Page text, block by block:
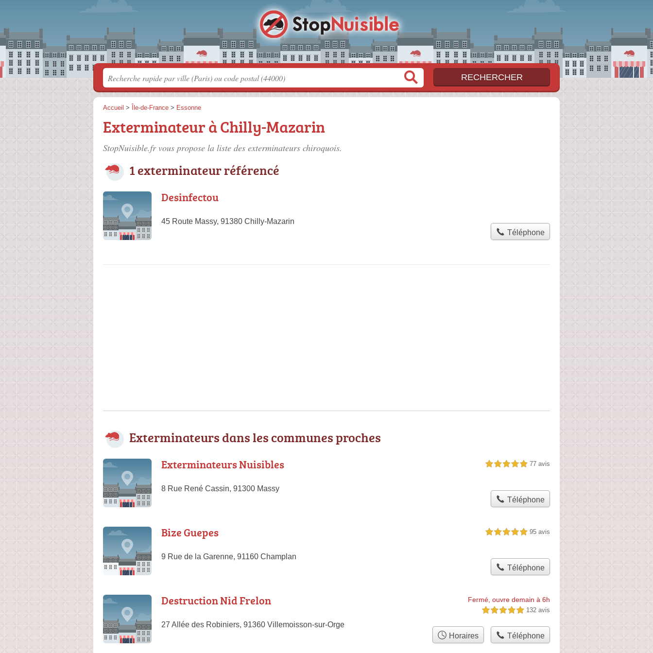
Accueil > Île-de-France > Essonne
Exterminateur à Chilly-Mazarin
StopNuisible.fr vous propose la liste des exterminateurs chiroquois.
1 exterminateur référencé
Desinfectou
45 Route Massy, 91380 Chilly-Mazarin
Téléphone
Exterminateurs dans les communes proches
Exterminateurs Nuisibles
8 Rue René Cassin, 91300 Massy
5,0 étoiles sur 5 77 avis
Téléphone
Bize Guepes
9 Rue de la Garenne, 91160 Champlan
5,0 étoiles sur 5 95 avis
Téléphone
Destruction Nid Frelon
27 Allée des Robiniers, 91360 Villemoisson-sur-Orge
Fermé, ouvre demain à 6h
5,0 étoiles sur 5 132 avis
Horaires Téléphone